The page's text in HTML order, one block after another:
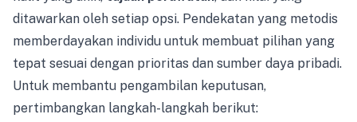
ditawarkan oleh setiap opsi. Pendekatan yang metodis
memberdayakan individu untuk membuat pilihan yang
tepat sesuai dengan prioritas dan sumber daya pribadi.
Untuk membantu pengambilan keputusan,
pertimbangkan langkah-langkah berikut: